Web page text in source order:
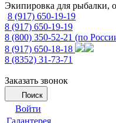
Экипировка для рыбалки,
8 (917) 650-19-19
8 (917) 650-19-19
8 (800) 350-52-21 (по
8 (917) 650-18-18
8 (8352) 31-73-71
Заказать звонок
Поиск
Войти
Галантерея